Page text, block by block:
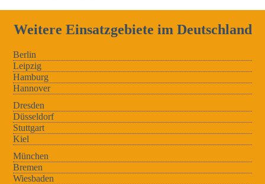
Weitere Einsatzgebiete im Deutschland
Berlin
Leipzig
Hamburg
Hannover
Dresden
Düsseldorf
Stuttgart
Kiel
München
Bremen
Wiesbaden